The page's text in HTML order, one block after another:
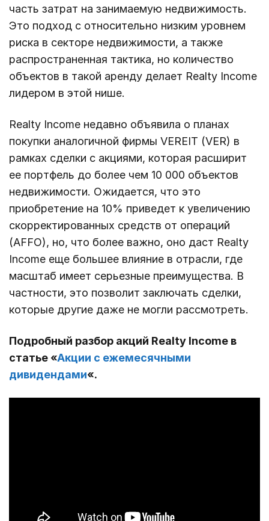
часть затрат на занимаемую недвижимость.
Это подход с относительно низким уровнем
риска в секторе недвижимости, а также
распространенная тактика, но количество
объектов в такой аренду делает Realty Income
лидером в этой нише.
Realty Income недавно объявила о планах
покупки аналогичной фирмы VEREIT (VER) в
рамках сделки с акциями, которая расширит
ее портфель до более чем 10 000 объектов
недвижимости. Ожидается, что это
приобретение на 10% приведет к увеличению
скорректированных средств от операций
(AFFO), но, что более важно, оно даст Realty
Income еще большее влияние в отрасли, где
масштаб имеет серьезные преимущества. В
частности, это позволит заключать сделки,
которые другие даже не могли рассмотреть.
Подробный разбор акций Realty Income в
статье «Акции с ежемесячными
дивидендами«.